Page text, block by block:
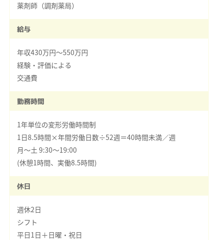
薬剤師（調剤薬局）
給与
年収430万円～550万円
経験・評価による
交通費
勤務時間
1年単位の変形労働時間制
1日8.5時間×年間労働日数÷52週＝40時間未満／週
月～土 9:30～19:00
(休憩1時間、実働8.5時間)
休日
週休2日
シフト
平日1日＋日曜・祝日